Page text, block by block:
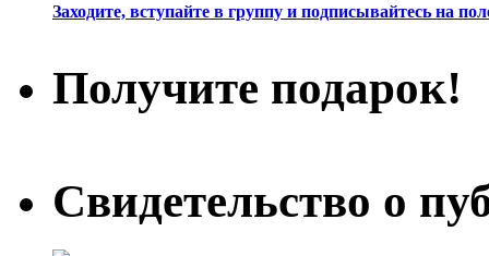
Заходите, вступайте в группу и подписывайтесь на
Получите подарок!
Свидетельство о